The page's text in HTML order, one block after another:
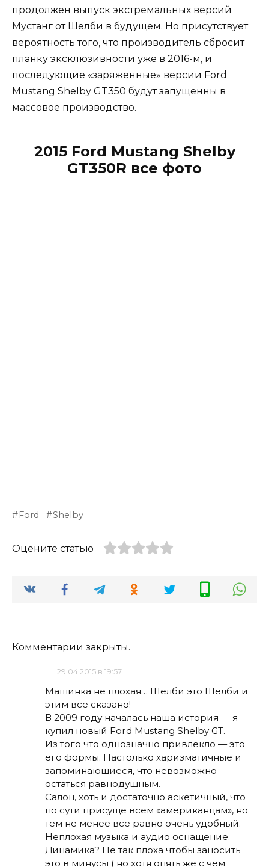
продолжен выпуск экстремальных версий
Мустанг от Шелби в будущем. Но присутствует
вероятность того, что производитель сбросит
планку эксклюзивности уже в 2016-м, и
последующие «заряженные» версии Ford
Mustang Shelby GT350 будут запущенны в
массовое производство.
2015 Ford Mustang Shelby
GT350R все фото
Ford Shelby
Оцените статью
Комментарии закрыты.
29.04.2015 в 19:57
Машинка не плохая… Шелби это Шелби и
этим все сказано!
В 2009 году началась наша история — я
купил новый Ford Mustang Shelby GT.
Из того что однозначно привлекло — это
его формы. Настолько харизматичные и
запоминающиеся, что невозможно
остаться равнодушным.
Салон, хоть и достаточно аскетичный, что
по сути присуще всем «американцам», но
тем не менее все равно очень удобный.
Неплохая музыка и аудио оснащение.
Динамика? Не так плоха чтобы заносить
это в минусы ( но хотя опять же с чем